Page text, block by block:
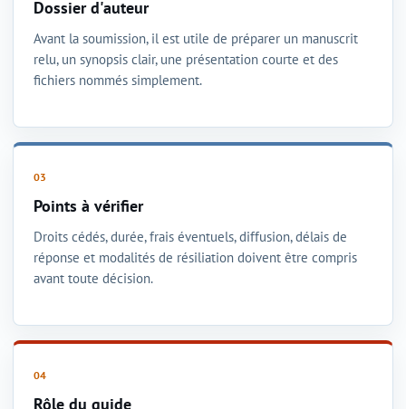
Dossier d'auteur
Avant la soumission, il est utile de préparer un manuscrit
relu, un synopsis clair, une présentation courte et des
fichiers nommés simplement.
Points à vérifier
Droits cédés, durée, frais éventuels, diffusion, délais de
réponse et modalités de résiliation doivent être compris
avant toute décision.
Rôle du guide